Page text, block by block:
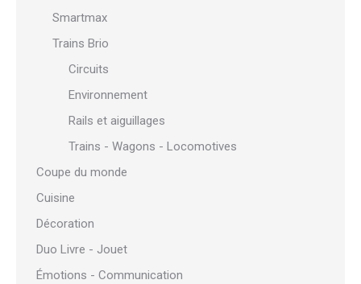
Smartmax
Trains Brio
Circuits
Environnement
Rails et aiguillages
Trains - Wagons - Locomotives
Coupe du monde
Cuisine
Décoration
Duo Livre - Jouet
Émotions - Communication